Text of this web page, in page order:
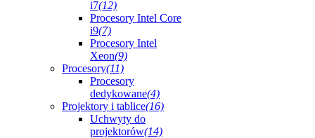
i7(12)
Procesory Intel Core
i9(7)
Procesory Intel
Xeon(9)
Procesory(11)
Procesory
dedykowane(4)
Projektory i tablice(16)
Uchwyty do
projektorów(14)